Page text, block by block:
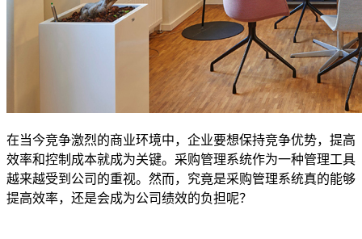
在当今竞争激烈的商业环境中，企业要想保持竞争优势，提高
效率和控制成本就成为关键。采购管理系统作为一种管理工具
越来越受到公司的重视。然而，究竟是采购管理系统真的能够
提高效率，还是会成为公司绩效的负担呢？